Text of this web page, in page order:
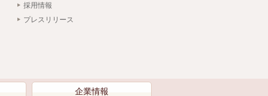
採用情報
プレスリリース
企業情報